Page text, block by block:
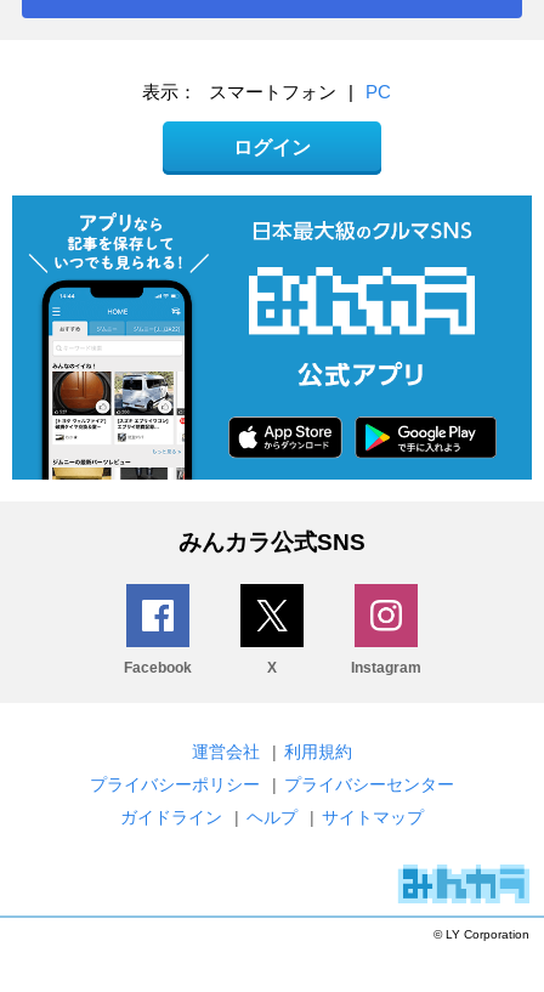
表示： スマートフォン | PC
ログイン
みんカラ公式SNS
Facebook X Instagram
運営会社 | 利用規約
プライバシーポリシー
| プライバシーセンター
ガイドライン
| ヘルプ | サイトマップ
© LY Corporation